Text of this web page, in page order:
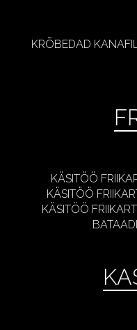
KRÕBEDAD
KÄSITÖÖ
KÄSITÖÖ
KÄSITÖÖ